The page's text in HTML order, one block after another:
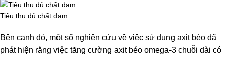
Tiêu thụ đủ chất đạm
Bên cạnh đó, một số nghiên cứu về việc sử dụng axit béo đã
phát hiện rằng việc tăng cường axit béo omega-3 chuỗi dài có